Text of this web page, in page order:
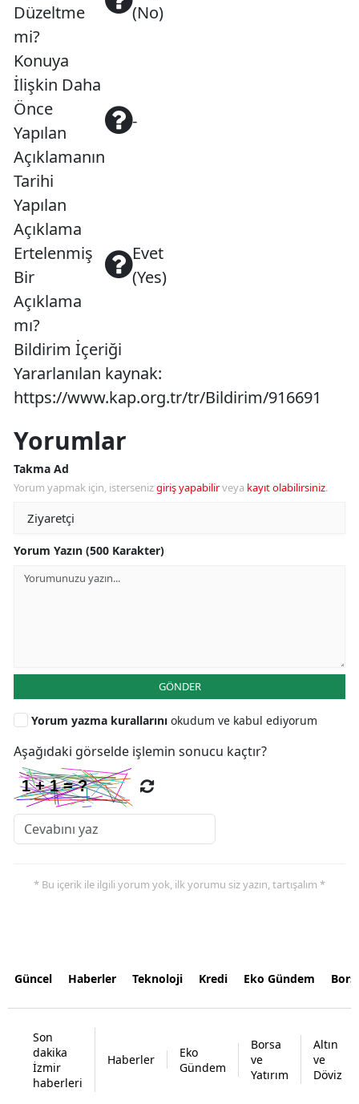
Düzeltme
mi?
(No)
Konuya
İlişkin Daha
Önce
Yapılan
Açıklamanın
Tarihi
-
Yapılan
Açıklama
Ertelenmiş
Bir
Açıklama
mı?
Evet
(Yes)
Bildirim İçeriği
Yararlanılan kaynak:
https://www.kap.org.tr/tr/Bildirim/916691
Yorumlar
Takma Ad
Yorum yapmak için, istersenizgiriş yapabilirveya kayıt olabilirsiniz.
Yorum Yazın (500 Karakter)
GÖNDER
Yorum yazma kurallarını okudum ve kabul ediyorum
Aşağıdaki görselde işlemin sonucu kaçtır?
* Bu içerik ile ilgili yorum yok, ilk yorumu siz yazın, tartışalım *
Güncel Haberler Teknoloji Kredi Eko Gündem
Son
dakika
İzmir
haberleri
Haberler
Eko
Gündem
Borsa
ve
Yatırım
Altın
ve
Döviz